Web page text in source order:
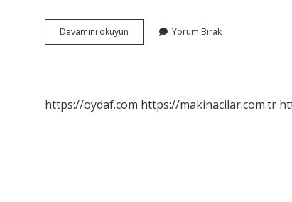
Devamını okuyun
Nedir
Yorum Bırak
https://oydaf.com https://makinacilar.com.tr